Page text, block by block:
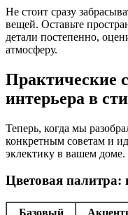
Не стоит сразу
вещей. Оставьте
детали постепенно,
атмосферу.
Практические
интерьера в
Теперь, когда мы
конкретным советам и
эклектику в вашем доме.
Цветовая палитра:
Базовый